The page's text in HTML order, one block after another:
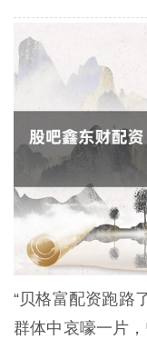
“贝格富配资跑路
群体中哀嚎一片